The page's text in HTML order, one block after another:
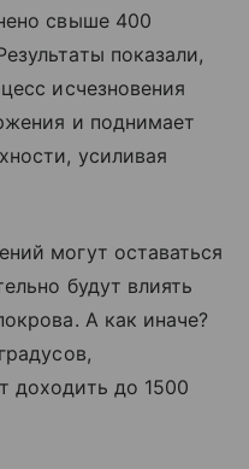
свыше 400
показали,
исчезновения
и поднимает
усиливая
могут оставаться
будут влиять
А как иначе?
доходить до 1500